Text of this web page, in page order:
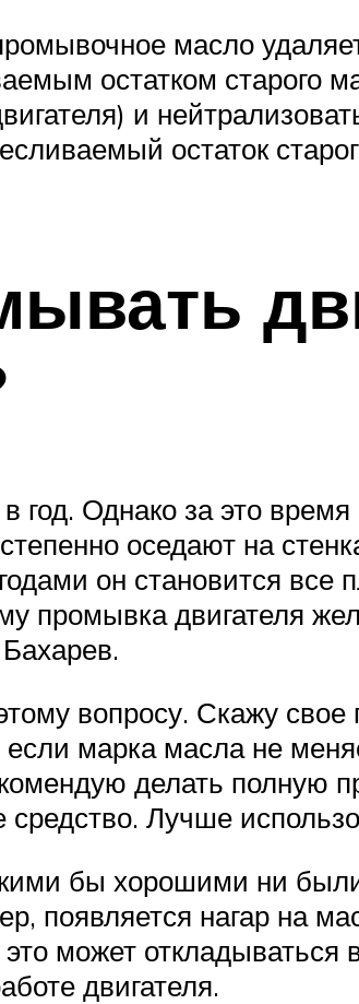
масло
остатком старого
и
остаток
Однако за это
оседают на
он становится
промывка двигателя
вопросу. Скажу
марка масла не
делать полную
средство. Лучше
бы хорошими ни
появляется нагар на
может
двигателя.